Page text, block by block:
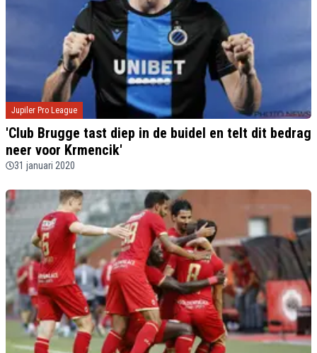
Jupiler Pro League
'Club Brugge tast diep in de buidel en telt dit bedrag
neer voor Krmencik'
31 januari 2020